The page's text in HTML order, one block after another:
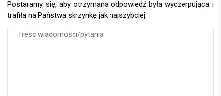
Postaramy się, aby otrzymana odpowiedź była wyczerpująca i
trafiła na Państwa skrzynkę jak najszybciej.